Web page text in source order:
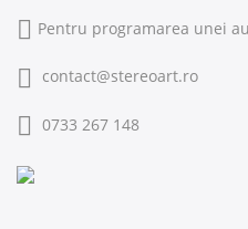
Pentru programarea unei
contact@stereoart.ro
0733 267 148